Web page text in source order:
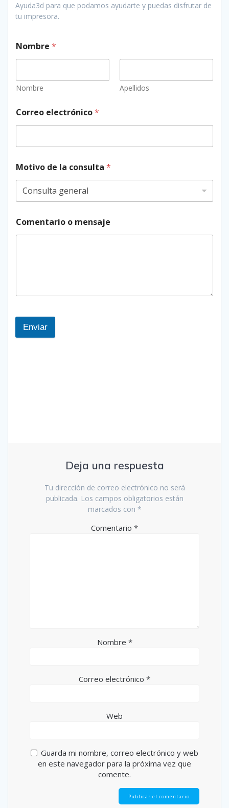
Ayuda3d para que podamos ayudarte y puedas disfrutar de
tu impresora.
Nombre *
Nombre Apellidos
Correo electrónico*
Motivo de la consulta *
Comentario o mensaje
Enviar
Deja una respuesta
Tu dirección de correo electrónico no será
publicada. Los campos obligatorios están
marcados con *
Comentario *
Nombre *
Correo electrónico *
Web
Guarda mi nombre, correo electrónico y web
en este navegador para la próxima vez que
comente.